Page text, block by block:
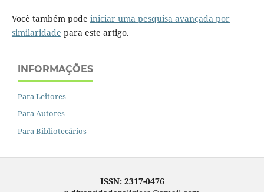
Você também pode iniciar uma pesquisa avançada por
similaridade para este artigo.
INFORMAÇÕES
Para Leitores
Para Autores
Para Bibliotecários
ISSN: 2317-0476